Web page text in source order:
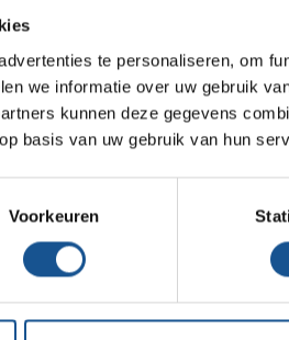
te personaliseren, om
we informatie over uw gebruik
kunnen deze gegevens
basis van uw gebruik van hun
Voorkeuren
Meer beenruimte tijdens het lopen
De plateaus zijn rondom voorzien van
waterkeerrand van 11 mm
2 plateaus
Accessoires
RVS wielen
Afvalbak met ophanging
Medicijn- en
Werkplekinrichting
Assortiment